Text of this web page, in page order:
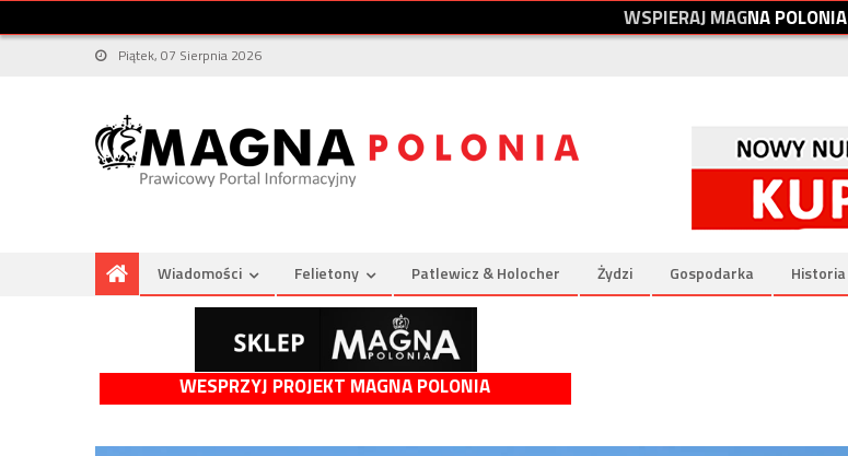
WSPIERAJMAGNAPOLONIA
Piątek, 07 Sierpnia 2026
Wiadomości Felietony Patlewicz & Holocher Żydzi Gospodarka Historia
WESPRZYJ PROJEKT MAGNA POLONIA